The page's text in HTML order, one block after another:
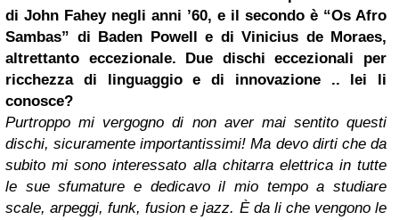
di John Fahey negli anni ’60, e il secondo è “Os Afro
Sambas” di Baden Powell e di Vinicius de Moraes,
altrettanto eccezionale. Due dischi eccezionali per
ricchezza di linguaggio e di innovazione .. lei li
conosce?
Purtroppo mi vergogno di non aver mai sentito questi
dischi, sicuramente importantissimi! Ma devo dirti che da
subito mi sono interessato alla chitarra elettrica in tutte
le sue sfumature e dedicavo il mio tempo a studiare
scale, arpeggi, funk, fusion e jazz. È da li che vengono le